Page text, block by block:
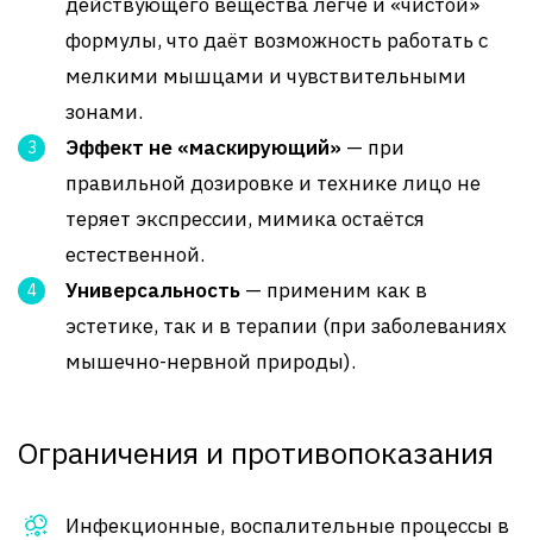
формулы, что даёт возможность работать с
мелкими мышцами и чувствительными
зонами.
Эффект не «маскирующий» — при
правильной дозировке и технике лицо не
теряет экспрессии, мимика остаётся
естественной.
Универсальность — применим как в
эстетике, так и в терапии (при заболеваниях
мышечно-нервной природы).
Ограничения и противопоказания
Инфекционные, воспалительные процессы в